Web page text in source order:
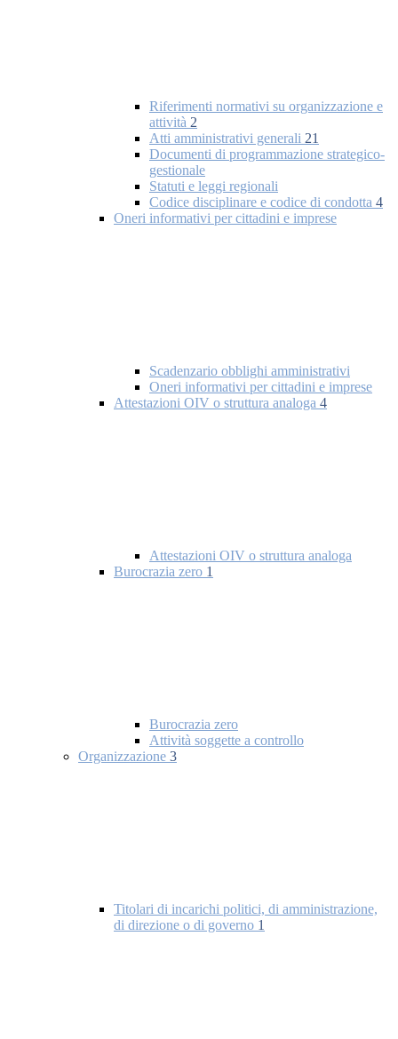
Riferimenti normativi su organizzazione e
attività 2
Atti amministrativi generali 21
Documenti di programmazione strategico-
gestionale
Statuti e leggi regionali
Codice disciplinare e codice di condotta 4
Oneri informativi per cittadini e imprese
Scadenzario obblighi amministrativi
Oneri informativi per cittadini e imprese
Attestazioni OIV o struttura analoga 4
Attestazioni OIV o struttura analoga
Burocrazia zero 1
Burocrazia zero
Attività soggette a controllo
Organizzazione 3
Titolari di incarichi politici, di amministrazione,
di direzione o di governo 1